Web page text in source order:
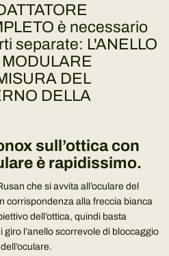
è necessario
separate: L'ANELLO
DEL
DELLA
sull’ottica con
è rapidissimo.
che si avvita all’oculare del
corrispondenza alla freccia bianca
dell’ottica, quindi basta
l’anello scorrevole di bloccaggio